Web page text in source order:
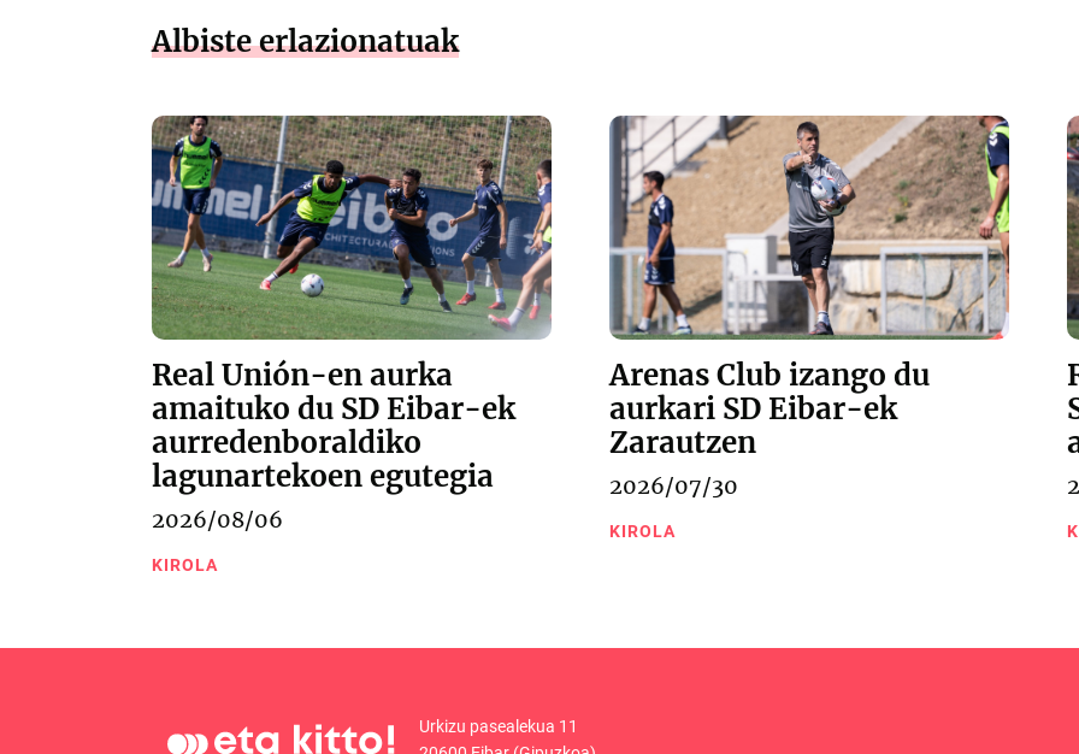
Albiste erlazionatuak
Real Unión-en aurka
amaituko du SD Eibar-ek
aurredenboraldiko
lagunartekoen egutegia
2026/08/06
KIROLA
Arenas Club izango du
aurkari SD Eibar-ek
Zarautzen
2026/07/30
KIROLA
Urkizu pasealekua 11